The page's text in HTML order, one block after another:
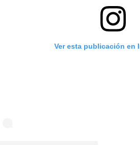
Ver esta publicación en